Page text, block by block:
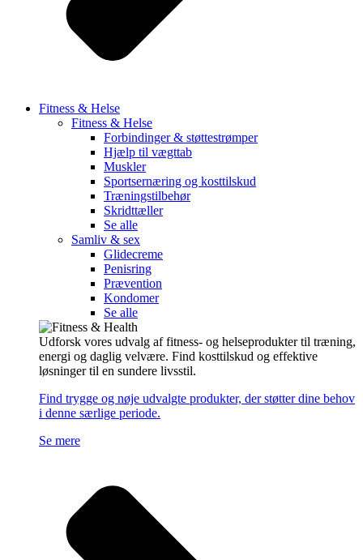
Fitness & Helse
Fitness & Helse
Forbindinger & støttestrømper
Hjælp til vægttab
Muskler
Sportsernæring og kosttilskud
Træningstilbehør
Skridttæller
Se alle
Samliv & sex
Glidecreme
Penisring
Prævention
Kondomer
Se alle
Udforsk vores udvalg af fitness- og helseprodukter til træning,
energi og daglig velvære. Find kosttilskud og effektive
løsninger til en sundere livsstil.
Find trygge og nøje udvalgte produkter, der støtter dine behov
i denne særlige periode.
Se mere